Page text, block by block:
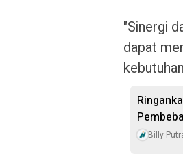
"Sinergi
dapat
Billy